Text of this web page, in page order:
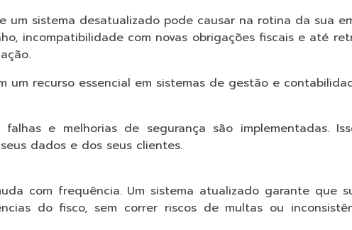
um sistema desatualizado pode causar na rotina da sua
incompatibilidade com novas obrigações fiscais e até
um recurso essencial em sistemas de gestão e
e melhorias de segurança são implementadas.
dados e dos seus clientes.
com frequência. Um sistema atualizado garante que
do fisco, sem correr riscos de multas ou